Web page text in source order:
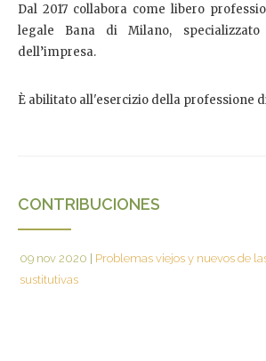
Dal 2017 collabora come libero
legale Bana di Milano,
dell’impresa.
È abilitato all'esercizio della professione
CONTRIBUCIONES
09 nov 2020
Problemas viejos y nuevos de
sustitutivas